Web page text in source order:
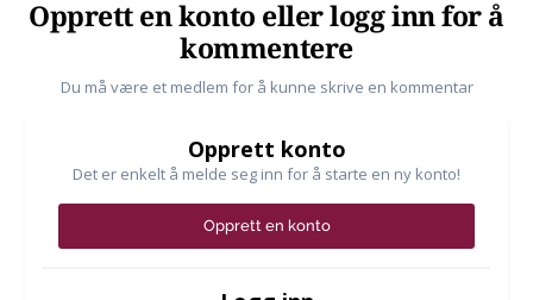
Opprett en konto eller logg inn for å
kommentere
Du må være et medlem for å kunne skrive en kommentar
Opprett konto
Det er enkelt å melde seg inn for å starte en ny konto!
Opprett en konto